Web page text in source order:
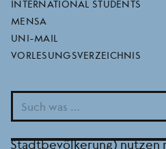
INTERNATIONAL STUDENTS
MENSA
UNI-MAIL
VORLESUNGSVERZEICHNIS
Mieter*innenrechten, was
beachten gibt und was man
ohne Wohnung da steht.
Wohnungsnot von
hinaus natürlich auch der
Stadtbevölkerung) nutzen